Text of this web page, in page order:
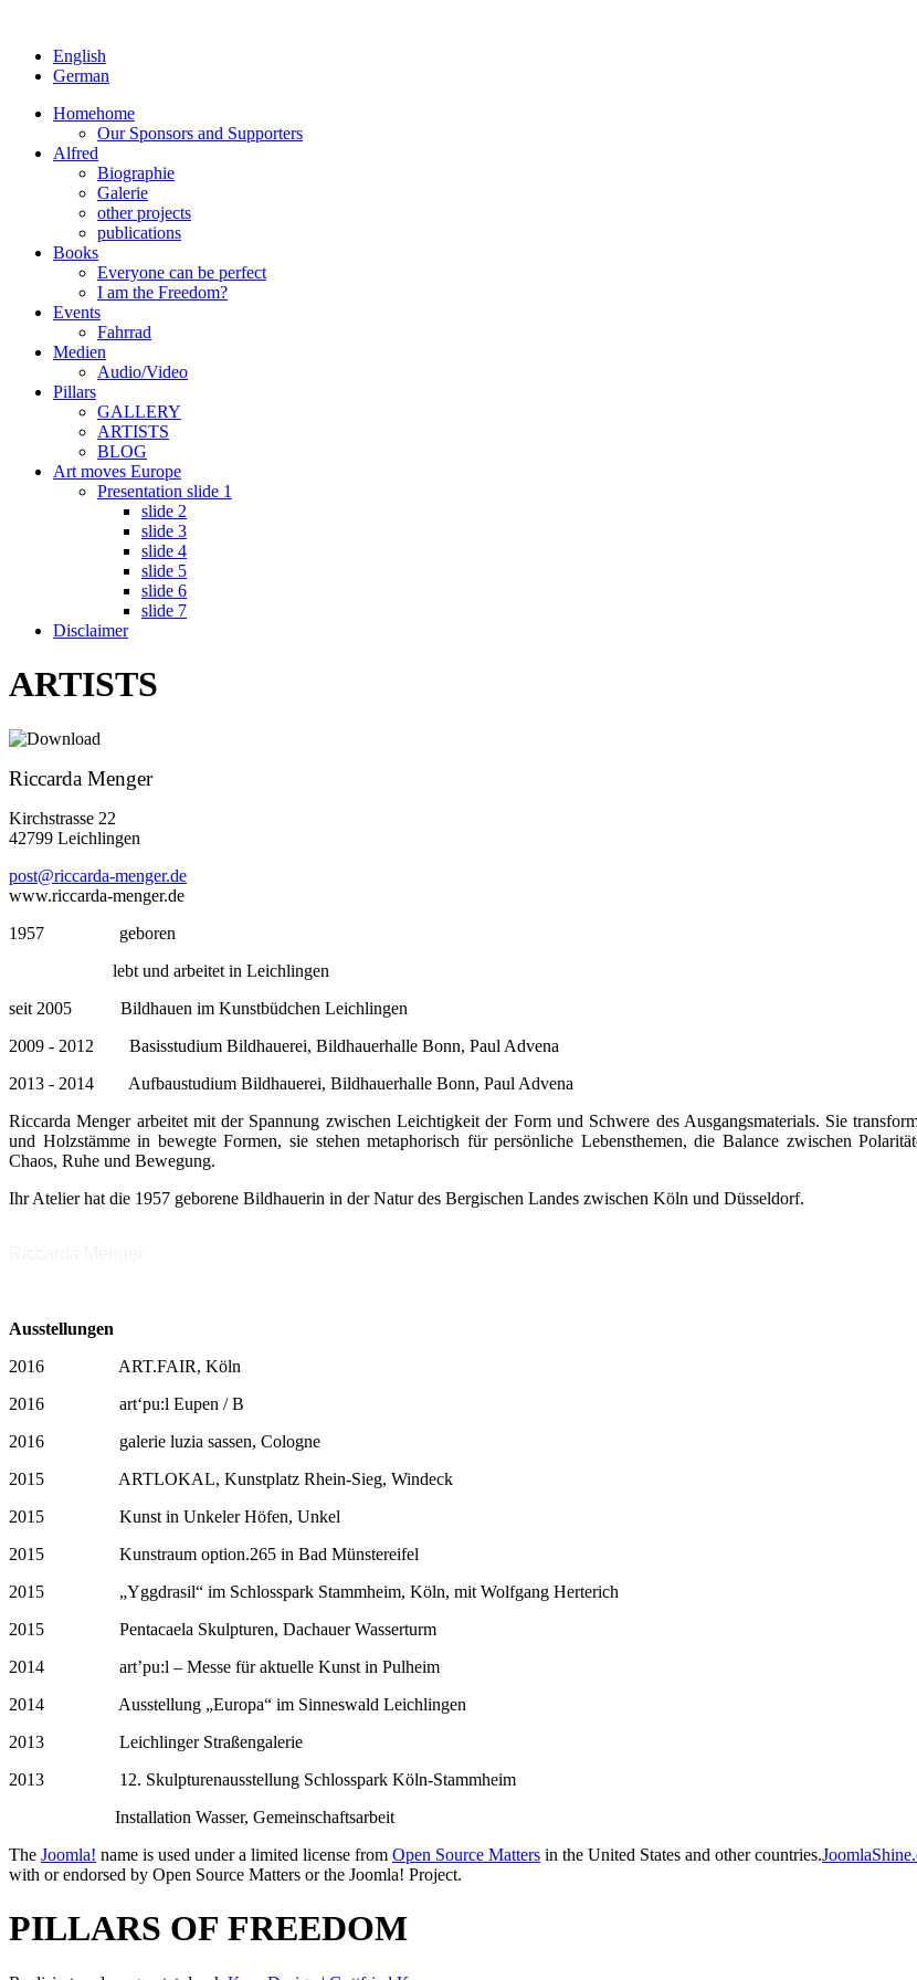
English
German
Homehome
Our Sponsors and Supporters
Alfred
Biographie
Galerie
other projects
publications
Books
Everyone can be perfect
I am the Freedom?
Events
Fahrrad
Medien
Audio/Video
Pillars
GALLERY
ARTISTS
BLOG
Art moves Europe
Presentation slide 1
slide 2
slide 3
slide 4
slide 5
slide 6
slide 7
Disclaimer
ARTISTS
Riccarda Menger
Kirchstrasse 22
42799 Leichlingen
post@riccarda-menger.de
www.riccarda-menger.de
1957 geboren
lebt und arbeitet in Leichlingen
seit 2005 Bildhauen im Kunstbüdchen Leichlingen
2009 - 2012 Basisstudium Bildhauerei, Bildhauerhalle Bonn, Paul Advena
2013 - 2014 Aufbaustudium Bildhauerei, Bildhauerhalle Bonn, Paul Advena
Riccarda Menger arbeitet mit der Spannung zwischen Leichtigkeit der Form und Schwere des Ausgangsmaterials. Sie
und Holzstämme in bewegte Formen, sie stehen metaphorisch für persönliche Lebensthemen, die Balance zwischen
Chaos, Ruhe und Bewegung.
Ihr Atelier hat die 1957 geborene Bildhauerin in der Natur des Bergischen Landes zwischen Köln und Düsseldorf.
Ausstellungen
2016 ART.FAIR, Köln
2016 art‘pu:l Eupen / B
2016 galerie luzia sassen, Cologne
2015 ARTLOKAL, Kunstplatz Rhein-Sieg, Windeck
2015 Kunst in Unkeler Höfen, Unkel
2015 Kunstraum option.265 in Bad Münstereifel
2015 „Yggdrasil“ im Schlosspark Stammheim, Köln, mit Wolfgang Herterich
2015 Pentacaela Skulpturen, Dachauer Wasserturm
2014 art’pu:l – Messe für aktuelle Kunst in Pulheim
2014 Ausstellung „Europa“ im Sinneswald Leichlingen
2013 Leichlinger Straßengalerie
2013 12. Skulpturenausstellung Schlosspark Köln-Stammheim
Installation Wasser, Gemeinschaftsarbeit
The Joomla! name is used under a limited license from Open Source Matters in the United States and other countries.
with or endorsed by Open Source Matters or the Joomla! Project.
PILLARS OF FREEDOM